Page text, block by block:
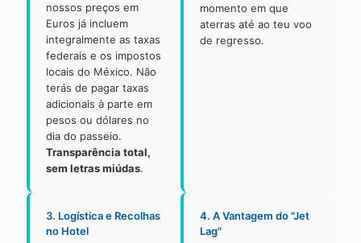
nossos preços em
Euros já incluem
integralmente as taxas
federais e os impostos
locais do México. Não
terás de pagar taxas
adicionais à parte em
pesos ou dólares no
dia do passeio.
Transparência total,
sem letras miúdas.
momento em que
aterras até ao teu voo
de regresso.
3. Logística e Recolhas
no Hotel
4. A Vantagem do "Jet
Lag"